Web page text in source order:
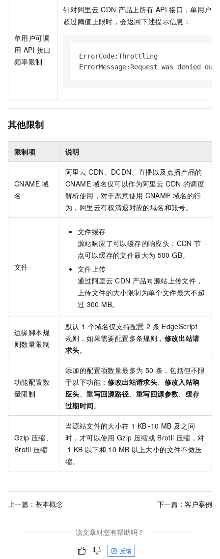
单用户可调
用 API 接口
频率限制
针对阿里云 CDN 产品上所有 API 接口，单用户
超过阈值上限时，会返回下述提示信息：
ErrorCode:Throttling
ErrorMessage: Request was denied
其他限制
限制项 说明
CNAME 域
名
阿里云 CDN、DCDN、直播以及点播产品的
CNAME 域名仅可以作为阿里云 CDN 的调度
解析使用，对于恶意使用 CNAME 域名的行
为，阿里云有权清退对应的域名和账号。
文件
文件缓存
源站响应了可以缓存的响应头： CDN 节
点可以缓存的文件最大为 500 GB。
文件上传
通过阿里云 CDN 产品向源站上传文件，
上传文件的大小限制为单个文件最大不超
过 300 MB。
边缘脚本规
则数量限制
默认 1 个域名仅支持配置 2 条 EdgeScript
规则，如果需要配置多条规则， 修改出站请
求头。
功能配置数
量限制
添加的配置项数量最多为 50 条，包括但不限
于以下功能：修改出站请求头、 修改入站响
应头、重写回源路径、重写回源参数、 缓存
过期时间。
Gzip 压缩、
Brotli 压缩
当源站文件的大小在 1 KB~10 MB 及之间
时，才可以使用 Gzip 压缩或 Brotli 压缩，对
1 KB 以下和 10 MB 以上大小的文件不做压
缩。
上一篇： 基本概念 下一篇： 客户案例
该文章对您有帮助吗？
反馈